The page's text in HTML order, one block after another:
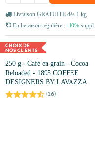
Livraison GRATUITE dès 1 kg
En livraison régulière : -10% suppl.
250 g - Café en grain - Cocoa
Reloaded - 1895 COFFEE
DESIGNERS BY LAVAZZA
(16)